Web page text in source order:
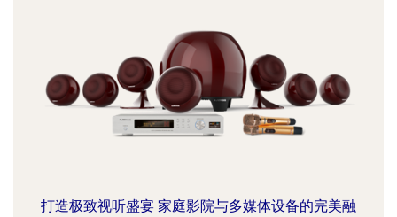
打造极致视听盛宴 家庭影院与多媒体设备的完美融